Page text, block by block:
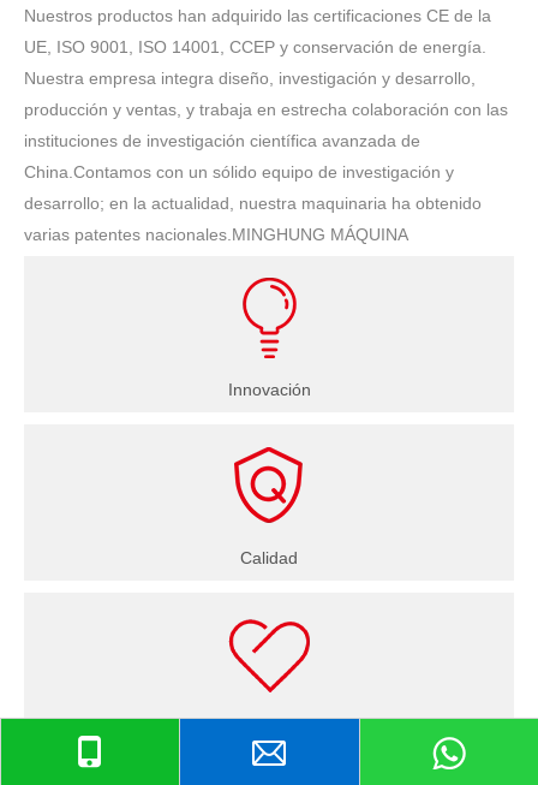
Nuestros productos han adquirido las certificaciones CE de la
UE, ISO 9001, ISO 14001, CCEP y conservación de energía.
Nuestra empresa integra diseño, investigación y desarrollo,
producción y ventas, y trabaja en estrecha colaboración con las
instituciones de investigación científica avanzada de
China.Contamos con un sólido equipo de investigación y
desarrollo; en la actualidad, nuestra maquinaria ha obtenido
varias patentes nacionales.MINGHUNG MÁQUINA
Innovación
Calidad